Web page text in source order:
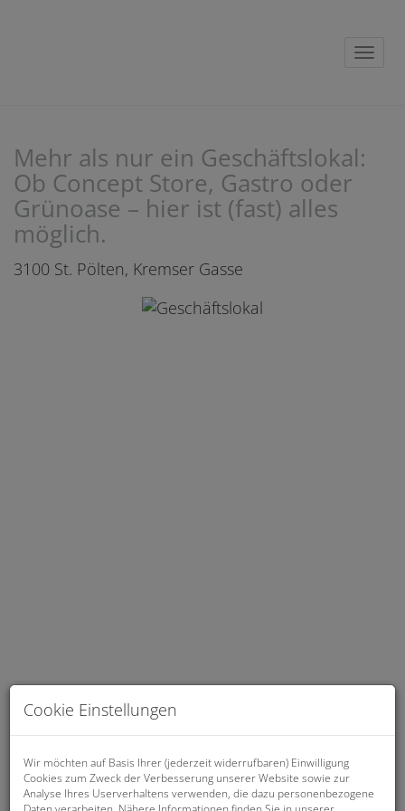
Mehr als nur ein Geschäftslokal:
Ob Concept Store, Gastro oder
Grünoase – hier ist (fast) alles
möglich.
3100 St. Pölten, Kremser Gasse
Geschäftslokal
Beschreibung
Cookie Einstellungen
Wir möchten auf Basis Ihrer (jederzeit widerrufbaren) Einwilligung
Cookies zum Zweck der Verbesserung unserer Website sowie zur
Analyse Ihres Userverhaltens verwenden, die dazu personenbezogene